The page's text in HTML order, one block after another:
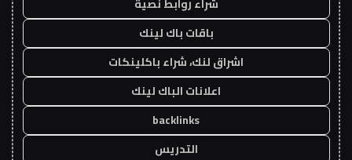
باقات باك لينك
اشراق لنك، شراء باكلينكات
اعلانات الباك لينك
backlinks
التدريس